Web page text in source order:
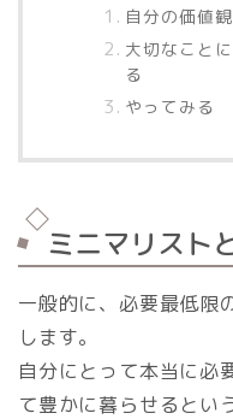
自分の価値
大切なこと
る
やってみる
ミニマリスト
一般的に、必要最低限
します。
自分にとって本当に必
て豊かに暮らせるとい